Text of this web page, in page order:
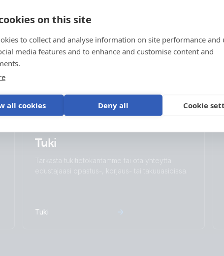
on this site
to collect and analyse information on site performance and
media features and to enhance and customise content and
all cookies Deny all Cookie
Brand video
Tuki
Tarkasta tukitietokantamme tai ota yhteyttä
edustajaasi opastus-, korjaus- tai takuuasioissa.
Tuki